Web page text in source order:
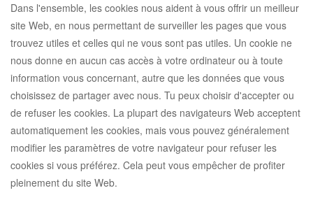
Dans l'ensemble, les cookies nous aident à vous offrir un meilleur
site Web, en nous permettant de surveiller les pages que vous
trouvez utiles et celles qui ne vous sont pas utiles. Un cookie ne
nous donne en aucun cas accès à votre ordinateur ou à toute
information vous concernant, autre que les données que vous
choisissez de partager avec nous. Tu peux choisir d'accepter ou
de refuser les cookies. La plupart des navigateurs Web acceptent
automatiquement les cookies, mais vous pouvez généralement
modifier les paramètres de votre navigateur pour refuser les
cookies si vous préférez. Cela peut vous empêcher de profiter
pleinement du site Web.